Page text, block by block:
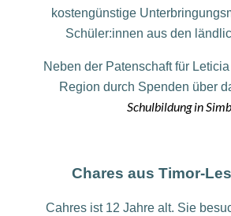
kostengünstige
Schüler:innen aus den
Neben der Patenschaft für
Region durch Spenden über
Schulbildung in
Chares aus Timor-
Cahres ist 12 Jahre alt. Sie